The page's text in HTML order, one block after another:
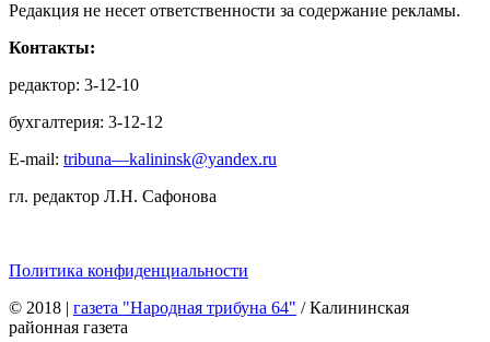
Редакция не несет ответственности за содержание рекламы.
Контакты:
редактор: 3-12-10
бухгалтерия: 3-12-12
E-mail: tribuna—kalininsk@yandex.ru
гл. редактор Л.Н. Сафонова
Политика конфиденциальности
© 2018
газета "Народная трибуна 64" / Калининская
районная газета